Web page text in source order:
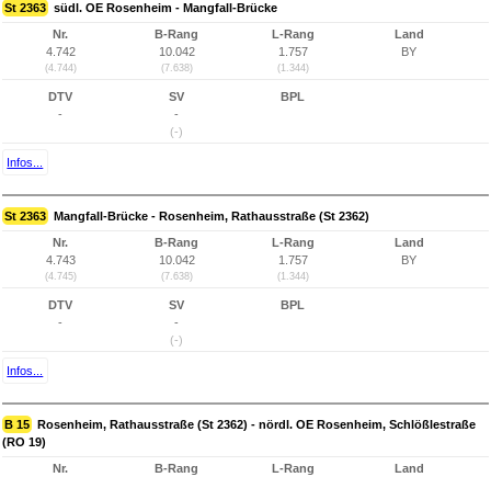
St 2363 südl. OE Rosenheim - Mangfall-Brücke
Nr.
4.742
(4.744)
B-Rang
10.042
(7.638)
L-Rang
1.757
(1.344)
Land
BY
DTV
-
SV
-
(-)
BPL
Infos...
St 2363 Mangfall-Brücke - Rosenheim, Rathausstraße (St 2362)
Nr.
4.743
(4.745)
B-Rang
10.042
(7.638)
L-Rang
1.757
(1.344)
Land
BY
DTV
-
SV
-
(-)
BPL
Infos...
B 15 Rosenheim, Rathausstraße (St 2362) - nördl. OE Rosenheim, Schlößlestraße
(RO 19)
Nr.
B-Rang
L-Rang
Land